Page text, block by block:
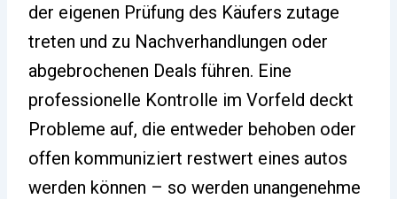
der eigenen Prüfung des Käufers zutage
treten und zu Nachverhandlungen oder
abgebrochenen Deals führen. Eine
professionelle Kontrolle im Vorfeld deckt
Probleme auf, die entweder behoben oder
offen kommuniziert restwert eines autos
werden können – so werden unangenehme